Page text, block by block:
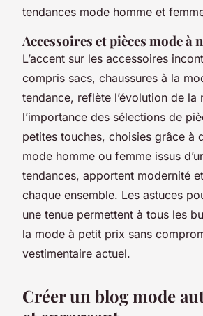
tendances mode homme et
Accessoires et pièces mode à
L’accent sur les accessoires
compris sacs, chaussures à la
tendance, reflète l’évolution de la
l’importance des sélections de
petites touches, choisies grâce à
mode homme ou femme issus
tendances, apportent modernité
chaque ensemble. Les astuces
une tenue permettent à tous les
la mode à petit prix sans
vestimentaire actuel.
Créer un blog mode